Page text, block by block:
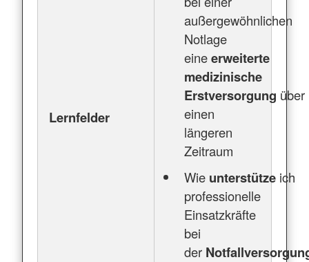
Lernfelder
außergewöhnlichen
Notlage
eineerweiterte
medizinische
Erstversorgung über
einen
längeren
Zeitraum
Wie unterstütze ich
professionelle
Einsatzkräfte
bei
der